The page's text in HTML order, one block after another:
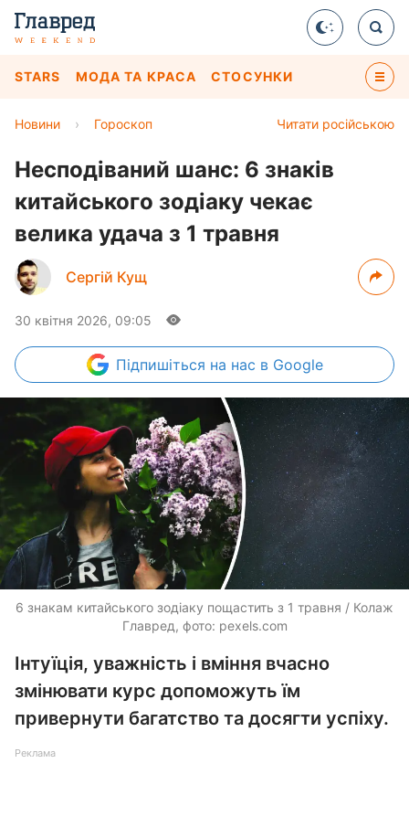
STARS МОДА ТА КРАСА СТОСУНКИ
Читати російською
Новини › Гороскоп
Несподіваний шанс: 6 знаків
китайського зодіаку чекає
велика удача з 1 травня
Сергій Кущ
30 квітня 2026, 09:05
Підпишіться на нас в Google
6 знакам китайського зодіаку пощастить з 1 травня / Колаж
Главред, фото: pexels.com
Інтуїція, уважність і вміння вчасно
змінювати курс допоможуть їм
привернути багатство та досягти успіху.
Реклама